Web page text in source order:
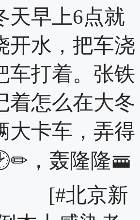
天早上6点就
开水，把车浇
车打着。张铁
着怎么在大冬
大卡车，弄得
，轰隆隆🚟
[#北京新